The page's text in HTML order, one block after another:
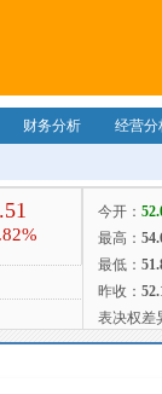
财务分析 经营分